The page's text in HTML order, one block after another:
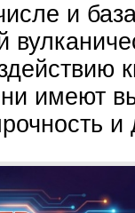
и
имеют
и